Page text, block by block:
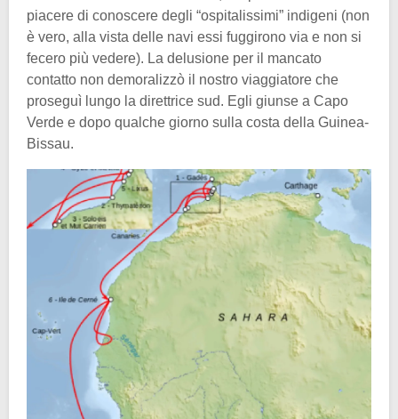
piacere di conoscere degli “ospitalissimi” indigeni (non
è vero, alla vista delle navi essi fuggirono via e non si
fecero più vedere). La delusione per il mancato
contatto non demoralizzò il nostro viaggiatore che
proseguì lungo la direttrice sud. Egli giunse a Capo
Verde e dopo qualche giorno sulla costa della Guinea-
Bissau.